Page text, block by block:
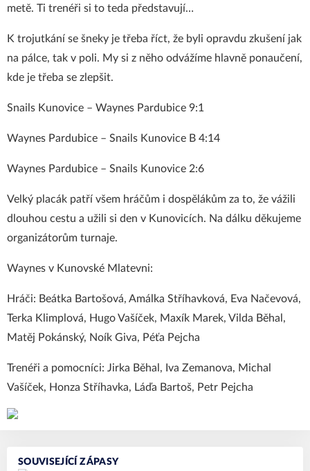
SOUVISEJÍCÍ ZÁPASY
metě. Ti trenéři si to teda představují…
K trojutkání se šneky je třeba říct, že byli opravdu zkušení jak
na pálce, tak v poli. My si z něho odvážíme hlavně ponaučení,
kde je třeba se zlepšit.
Snails Kunovice – Waynes Pardubice 9:1
Waynes Pardubice – Snails Kunovice B 4:14
Waynes Pardubice – Snails Kunovice 2:6
Velký placák patří všem hráčům i dospělákům za to, že vážili
dlouhou cestu a užili si den v Kunovicích. Na dálku děkujeme
organizátorům turnaje.
Waynes v Kunovské Mlatevni:
Hráči: Beátka Bartošová, Amálka Stříhavková, Eva Načevová,
Terka Klimplová, Hugo Vašíček, Maxík Marek, Vilda Běhal,
Matěj Pokánský, Noík Giva, Péťa Pejcha
Trenéři a pomocníci: Jirka Běhal, Iva Zemanova, Michal
Vašíček, Honza Stříhavka, Láďa Bartoš, Petr Pejcha